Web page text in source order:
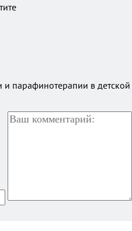
парафинотерапии в детской